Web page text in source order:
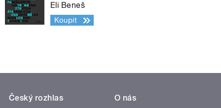
Eli Beneš
Koupit
Český rozhlas
O nás